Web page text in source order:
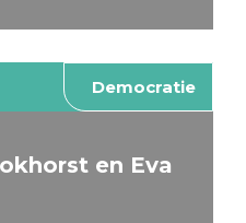
Democratie
en Eva